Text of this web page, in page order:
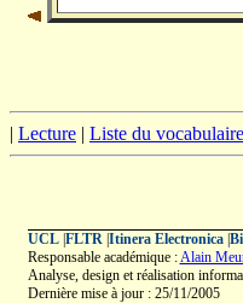
| Lecture | Liste du vocabulaire
UCL| FLTR| Itinera Electronica|
Responsable académique :Alain
Analyse, design et réalisation
Dernière mise à jour : 25/11/2005